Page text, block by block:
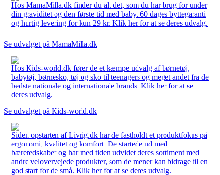
Hos MamaMilla.dk finder du alt det, som du har brug for under
din graviditet og den første tid med baby. 60 dages byttegaranti
og hurtig levering for kun 29 kr. Klik her for at se deres udvalg.
Se udvalget på MamaMilla.dk
Hos Kids-world.dk fører de et kæmpe udvalg af børnetøj,
babytøj, børnesko, tøj og sko til teenagers og meget andet fra de
bedste nationale og internationale brands. Klik her for at se
deres udvalg.
Se udvalget på Kids-world.dk
Siden opstarten af Livrig.dk har de fastholdt et produktfokus på
ergonomi, kvalitet og komfort. De startede ud med
bæreredskaber og har med tiden udvidet deres sortiment med
andre velovervejede produkter, som de mener kan bidrage til en
god start for de små. Klik her for at se deres udvalg.